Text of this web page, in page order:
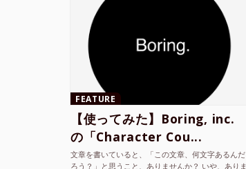
FEATURE
【使ってみた】Boring, inc.
の「Character Cou...
文章を書いていると、「この文章、何文字あるんだ
ろう？」と思うこと、ありませんか？ いや、ありま
すよね。ライター、ブロガー、SNS運用者、エンジ
ニア、学生… 文字数を意識する仕事やタスクは意外
と多い。で...
2025.2.13 sn22000